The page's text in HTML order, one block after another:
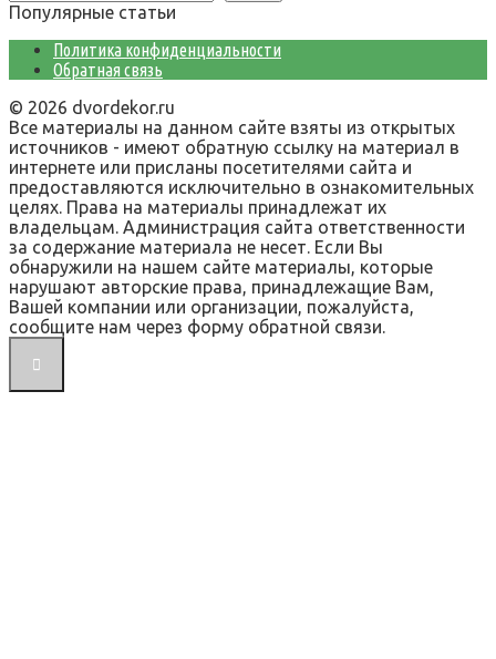
Популярные статьи
Политика конфиденциальности
Обратная связь
© 2026 dvordekor.ru
Все материалы на данном сайте взяты из открытых
источников - имеют обратную ссылку на материал в
интернете или присланы посетителями сайта и
предоставляются исключительно в ознакомительных
целях. Права на материалы принадлежат их
владельцам. Администрация сайта ответственности
за содержание материала не несет. Если Вы
обнаружили на нашем сайте материалы, которые
нарушают авторские права, принадлежащие Вам,
Вашей компании или организации, пожалуйста,
сообщите нам через форму обратной связи.